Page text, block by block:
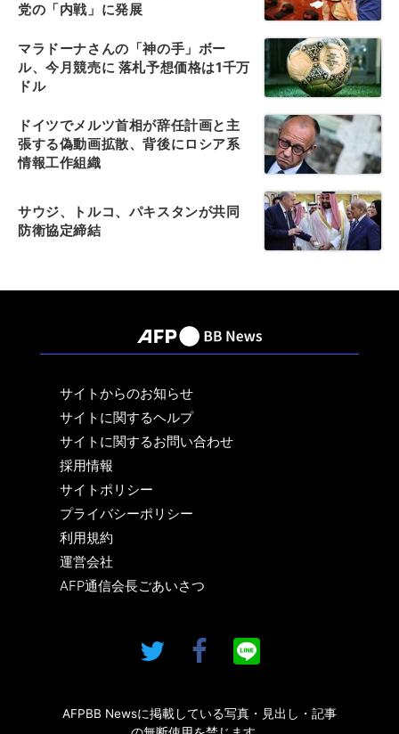
党の「内戦」に発展
マラドーナさんの「神の手」ボー
ル、今月競売に 落札予想価格は1千万
ドル
ドイツでメルツ首相が辞任計画と主
張する偽動画拡散、背後にロシア系
情報工作組織
サウジ、トルコ、パキスタンが共同
防衛協定締結
サイトからのお知らせ
サイトに関するヘルプ
サイトに関するお問い合わせ
採用情報
サイトポリシー
プライバシーポリシー
利用規約
運営会社
AFP通信会長ごあいさつ
AFPBB Newsに掲載している写真・見出し・記事